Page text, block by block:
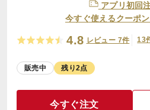
アプリ初回
今すぐ使えるクーポ
4.8 レビュー 7件 13
販売中 残り2点
今すぐ注文